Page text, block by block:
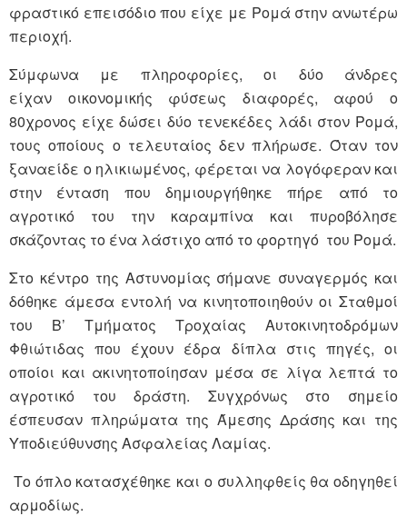
φραστικό επεισόδιο που είχε με Ρομά στην ανωτέρω
περιοχή.
Σύμφωνα με πληροφορίες, οι δύο άνδρες
είχαν οικονομικής φύσεως διαφορές, αφού ο
80χρονος είχε δώσει δύο τενεκέδες λάδι στον Ρομά,
τους οποίους ο τελευταίος δεν πλήρωσε. Όταν τον
ξαναείδε ο ηλικιωμένος, φέρεται να λογόφεραν και
στην ένταση που δημιουργήθηκε πήρε από το
αγροτικό του την καραμπίνα και πυροβόλησε
σκάζοντας το ένα λάστιχο από το φορτηγό του Ρομά.
Στο κέντρο της Αστυνομίας σήμανε συναγερμός και
δόθηκε άμεσα εντολή να κινητοποιηθούν οι Σταθμοί
του Β’ Τμήματος Τροχαίας Αυτοκινητοδρόμων
Φθιώτιδας που έχουν έδρα δίπλα στις πηγές, οι
οποίοι και ακινητοποίησαν μέσα σε λίγα λεπτά το
αγροτικό του δράστη. Συγχρόνως στο σημείο
έσπευσαν πληρώματα της Άμεσης Δράσης και της
Υποδιεύθυνσης Ασφαλείας Λαμίας.
Το όπλο κατασχέθηκε και ο συλληφθείς θα οδηγηθεί
αρμοδίως.